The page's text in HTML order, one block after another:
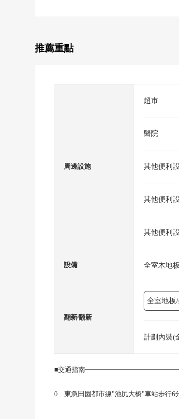
推薦重點
周邊設施
超市
醫院
其他便利
其他便利
其他便利
設備 全室木地板
翻新⁄翻新
全室地板
計劃內裝(
■交通指南
0 東急田園都市線"池尻大橋"車站步行6